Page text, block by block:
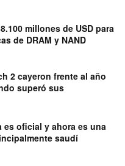
millones de USD para
de DRAM y NAND
2 cayeron frente al año
superó sus
es oficial y ahora es una
saudí